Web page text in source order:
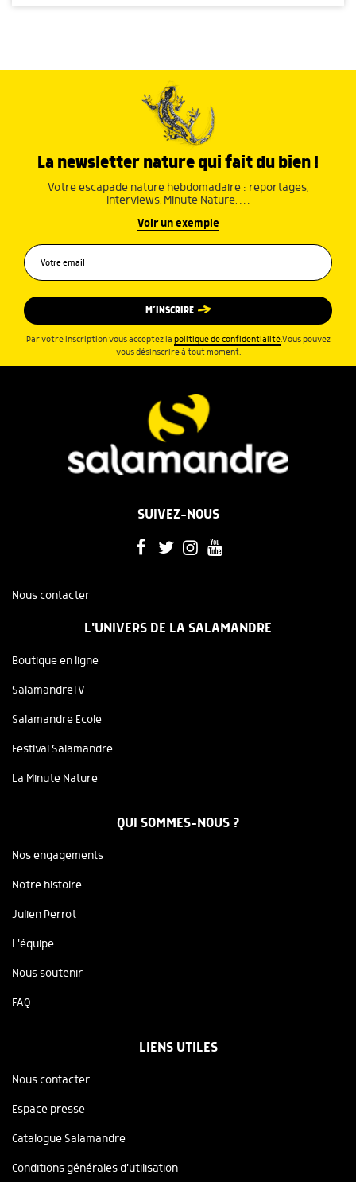
La newsletter nature qui fait du bien !
Votre escapade nature hebdomadaire : reportages,
interviews, Minute Nature, …
Voir un exemple
M’INSCRIRE
Par votre inscription vous acceptez la politique de confidentialité.Vous pouvez
vous désinscrire à tout moment.
SUIVEZ-NOUS
Nous contacter
L'UNIVERS DE LA SALAMANDRE
Boutique en ligne
SalamandreTV
Salamandre Ecole
Festival Salamandre
La Minute Nature
QUI SOMMES-NOUS ?
Nos engagements
Notre histoire
Julien Perrot
L'équipe
Nous soutenir
FAQ
LIENS UTILES
Nous contacter
Espace presse
Catalogue Salamandre
Conditions générales d'utilisation